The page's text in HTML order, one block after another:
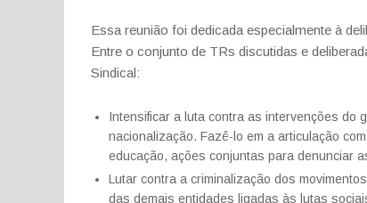
Essa reunião foi dedicada especialmente à
Entre o conjunto de TRs discutidas e
Sindical:
Intensificar a luta contra as intervenções do
nacionalização. Fazê-lo em a articulação
educação, ações conjuntas para denunciar
Lutar contra a criminalização dos
das demais entidades ligadas às lutas